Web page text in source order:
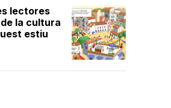
lectores
la cultura
estiu